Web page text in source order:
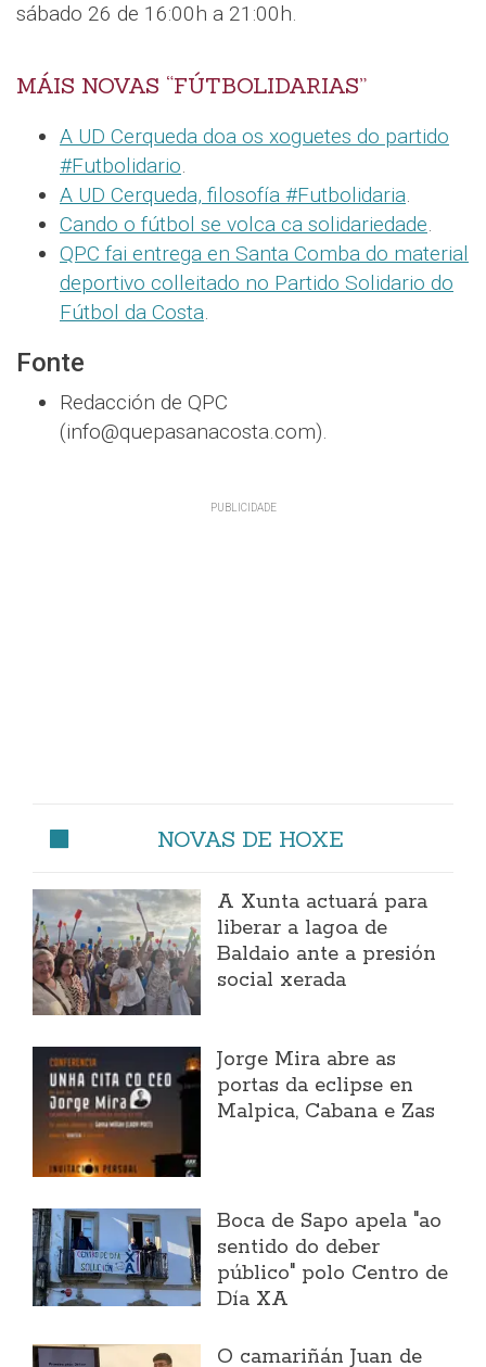
sábado 26 de 16:00h a 21:00h.
MÁIS NOVAS “FÚTBOLIDARIAS”
A UD Cerqueda doa os xoguetes do partido
#Futbolidario.
A UD Cerqueda, filosofía #Futbolidaria.
Cando o fútbol se volca ca solidariedade.
QPC fai entrega en Santa Comba do material
deportivo colleitado no Partido Solidario do
Fútbol da Costa.
Fonte
Redacción de QPC
(info@quepasanacosta.com).
NOVAS DE HOXE
A Xunta actuará para
liberar a lagoa de
Baldaio ante a presión
social xerada
Jorge Mira abre as
portas da eclipse en
Malpica, Cabana e Zas
Boca de Sapo apela "ao
sentido do deber
público" polo Centro de
Día XA
O camariñán Juan de